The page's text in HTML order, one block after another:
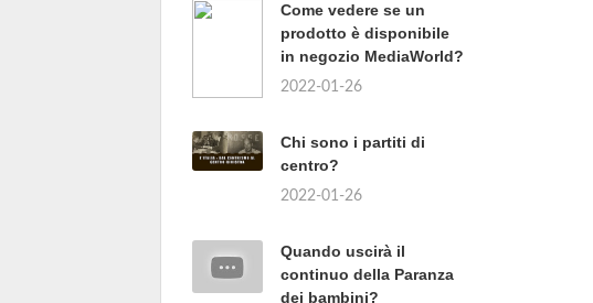
Come vedere se un
prodotto è disponibile
in negozio MediaWorld?
2022-01-26
Chi sono i partiti di
centro?
2022-01-26
Quando uscirà il
continuo della Paranza
dei bambini?